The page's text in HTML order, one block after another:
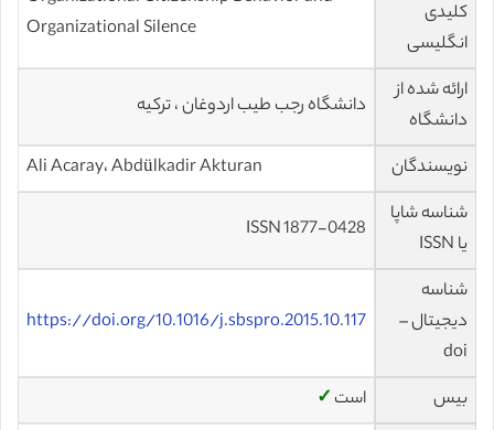
کلیدی
انگلیسی
Organizational Silence
ارائه شده از
دانشگاه
دانشگاه رجب طیب اردوغان ، ترکیه
نویسندگان
Ali Acaray، Abdülkadir Akturan
شناسه شاپا
یا ISSN
ISSN 1877-0428
شناسه
دیجیتال –
doi
https://doi.org/10.1016/j.sbspro.2015.10.117
بیس است ✓